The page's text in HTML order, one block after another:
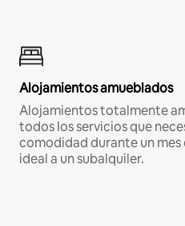
Alojamientos amueblados
Alojamientos totalmente
todos los servicios que
comodidad durante un mes
ideal a un subalquiler.